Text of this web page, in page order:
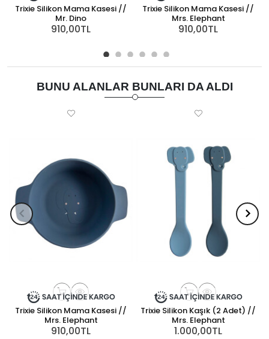
Trixie Silikon Mama Kasesi //
Mr. Dino
910,00TL
Trixie Silikon Mama Kasesi //
Mrs. Elephant
910,00TL
BUNU ALANLAR BUNLARI DA ALDI
Trixie Silikon Mama Kasesi //
Mrs. Elephant
910,00TL
Trixie Silikon Kaşık (2 Adet) //
Mrs. Elephant
1.000,00TL